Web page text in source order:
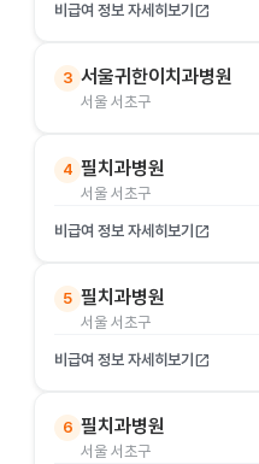
비급여 정보 자세히보기 open_in_new
3 서울귀한이치과병원
서울 서초구
4 필치과병원
서울 서초구
비급여 정보 자세히보기 open_in_new
5 필치과병원
서울 서초구
비급여 정보 자세히보기 open_in_new
6 필치과병원
서울 서초구